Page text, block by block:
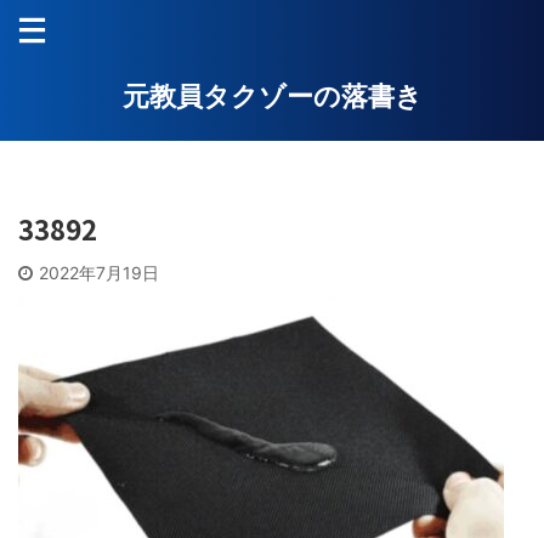
元教員タクゾーの落書き
33892
2022年7月19日